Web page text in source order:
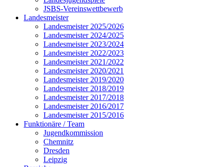
JSBS-Vereinswettbewerb
Landesmeister
Landesmeister 2025/2026
Landesmeister 2024/2025
Landesmeister 2023/2024
Landesmeister 2022/2023
Landesmeister 2021/2022
Landesmeister 2020/2021
Landesmeister 2019/2020
Landesmeister 2018/2019
Landesmeister 2017/2018
Landesmeister 2016/2017
Landesmeister 2015/2016
Funktionäre / Team
Jugendkommission
Chemnitz
Dresden
Leipzig